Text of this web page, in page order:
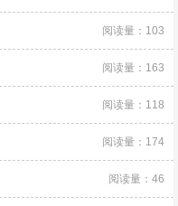
阅读量：103
阅读量：163
阅读量：118
阅读量：174
阅读量：46